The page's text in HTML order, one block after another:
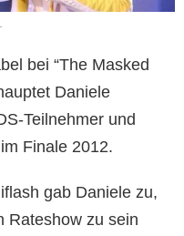
bei “The Masked
Daniele
Teilnehmer und
Finale 2012.
gab Daniele zu,
Rateshow zu sein